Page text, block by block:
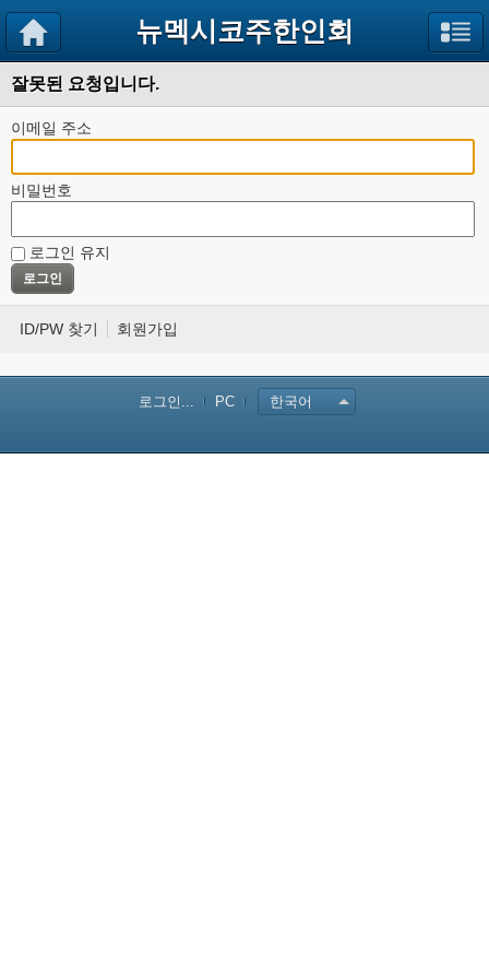
뉴멕시코주한인회
잘못된 요청입니다.
이메일 주소
비밀번호
로그인 유지
ID/PW 찾기 회원가입
로그인... PC 한국어